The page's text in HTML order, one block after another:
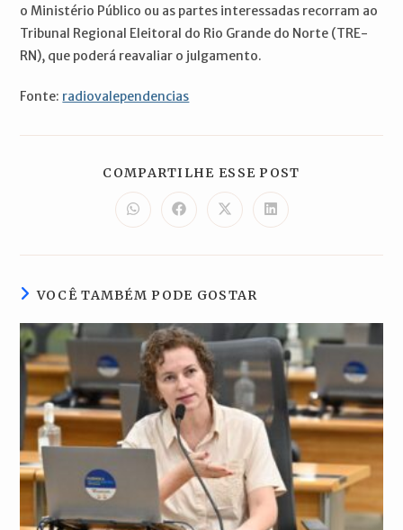
o Ministério Público ou as partes interessadas recorram ao
Tribunal Regional Eleitoral do Rio Grande do Norte (TRE-
RN), que poderá reavaliar o julgamento.
Fonte: radiovalependencias
COMPARTILHE ESSE POST
Abre
em
nova
Abre
em
nova
Abre
em
nova
Abre
em
nova
VOCÊ TAMBÉM PODE GOSTAR